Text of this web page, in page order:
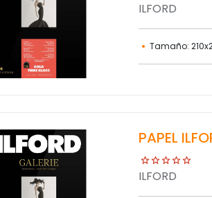
ILFORD
Tamaño:
PAPEL
ILFORD